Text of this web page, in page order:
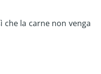
che la carne non venga